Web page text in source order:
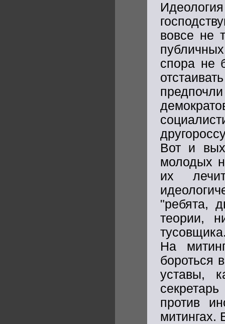
вовсе не
спора не
Вот и
молодых
их
"ребята,
теории,
На
бороться
уставы,
против
митингах.